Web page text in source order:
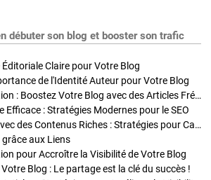
débuter son blog et booster son trafic
Claire pour Votre Blog
de l'Identité Auteur pour Votre Blog
Stratégies de Publication : Boostez Votre Blog avec des Articles Fréquents et Exclusifs
Efficace : Stratégies Modernes pour le SEO
Enrichir Vos Articles avec des Contenus Riches : Stratégies pour Captiver et Optimiser
aux Liens
pour Accroître la Visibilité de Votre Blog
Blog : Le partage est la clé du succès !